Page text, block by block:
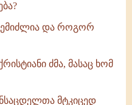
და როგორ
ძმა, მასაც ხომ
მტკიცედ